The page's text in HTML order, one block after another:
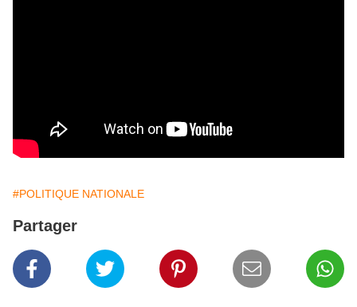
#POLITIQUE NATIONALE
Partager